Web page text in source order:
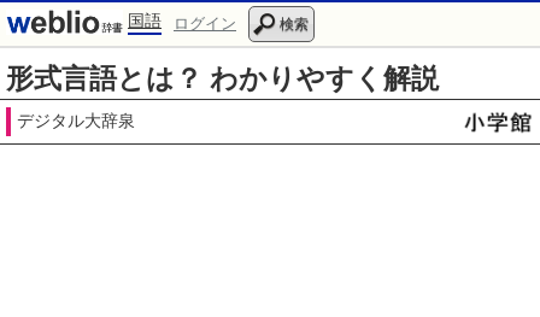
国語 ログイン 検索
形式言語とは？ わかりやすく解説
デジタル大辞泉